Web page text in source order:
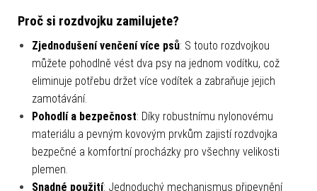
Proč si rozdvojku zamilujete?
Zjednodušení venčení více psů: S touto rozdvojkou
můžete pohodlně vést dva psy na jednom vodítku, což
eliminuje potřebu držet více vodítek a zabraňuje jejich
zamotávání.
Pohodlí a bezpečnost: Díky robustnímu nylonovému
materiálu a pevným kovovým prvkům zajistí rozdvojka
bezpečné a komfortní procházky pro všechny velikosti
plemen.
Snadné použití: Jednoduchý mechanismus připevnění